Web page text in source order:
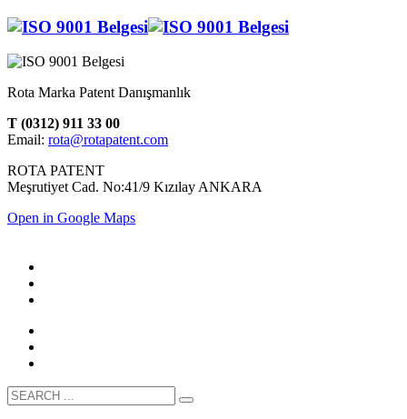
Rota Marka Patent Danışmanlık
T (0312) 911 33 00
Email: rota@rotapatent.com
ROTA PATENT
Meşrutiyet Cad. No:41/9 Kızılay ANKARA
Open in Google Maps